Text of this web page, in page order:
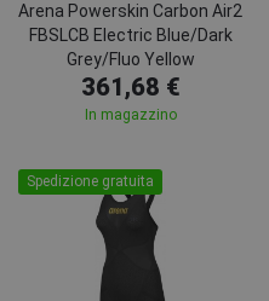
Arena Powerskin Carbon Air2
FBSLCB Electric Blue/Dark
Grey/Fluo Yellow
361,68 €
In magazzino
Spedizione gratuita